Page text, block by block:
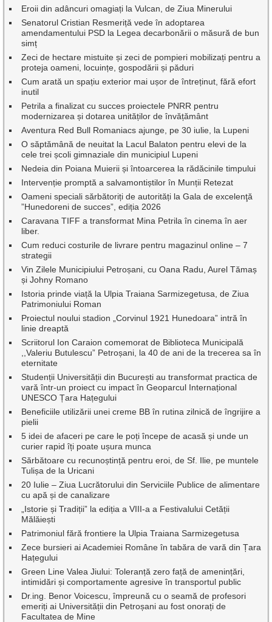
Eroii din adâncuri omagiați la Vulcan, de Ziua Minerului
Senatorul Cristian Resmeriță vede în adoptarea
amendamentului PSD la Legea decarbonării o măsură de bun
simț
Zeci de hectare mistuite și zeci de pompieri mobilizați pentru a
proteja oameni, locuințe, gospodării și păduri
Cum arată un spațiu exterior mai ușor de întreținut, fără efort
inutil
Petrila a finalizat cu succes proiectele PNRR pentru
modernizarea și dotarea unităților de învățământ
Aventura Red Bull Romaniacs ajunge, pe 30 iulie, la Lupeni
O săptămână de neuitat la Lacul Balaton pentru elevi de la
cele trei școli gimnaziale din municipiul Lupeni
Nedeia din Poiana Muierii și întoarcerea la rădăcinile timpului
Intervenție promptă a salvamontiștilor în Munții Retezat
Oameni speciali sărbătoriți de autorități la Gala de excelenţă
”Hunedoreni de succes”, ediția 2026
Caravana TIFF a transformat Mina Petrila în cinema în aer
liber.
Cum reduci costurile de livrare pentru magazinul online – 7
strategii
Vin Zilele Municipiului Petroșani, cu Oana Radu, Aurel Tămaș
și Johny Romano
Istoria prinde viață la Ulpia Traiana Sarmizegetusa, de Ziua
Patrimoniului Roman
Proiectul noului stadion „Corvinul 1921 Hunedoara” intră în
linie dreaptă
Scriitorul Ion Caraion comemorat de Biblioteca Municipală
,,Valeriu Butulescu” Petroșani, la 40 de ani de la trecerea sa în
eternitate
Studenții Universității din București au transformat practica de
vară într-un proiect cu impact în Geoparcul Internațional
UNESCO Țara Hațegului
Beneficiile utilizării unei creme BB în rutina zilnică de îngrijire a
pielii
5 idei de afaceri pe care le poți începe de acasă și unde un
curier rapid îți poate ușura munca
Sărbătoare cu recunoștință pentru eroi, de Sf. Ilie, pe muntele
Tulișa de la Uricani
20 Iulie – Ziua Lucrătorului din Serviciile Publice de alimentare
cu apă și de canalizare
„Istorie și Tradiții” la ediția a VIII-a a Festivalului Cetății
Mălăiești
Patrimoniul fără frontiere la Ulpia Traiana Sarmizegetusa
Zece bursieri ai Academiei Române în tabăra de vară din Țara
Hațegului
Green Line Valea Jiului: Toleranță zero față de amenințări,
intimidări și comportamente agresive în transportul public
Dr.ing. Benor Voicescu, împreună cu o seamă de profesori
emeriți ai Universității din Petroșani au fost onorați de
Facultatea de Mine